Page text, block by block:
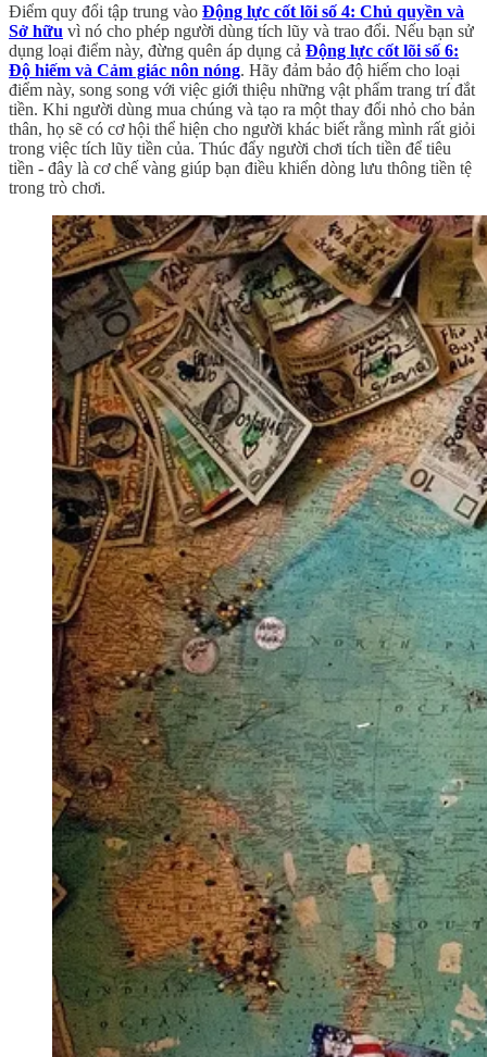
Điểm quy đổi tập trung vào Động lực cốt lõi số 4: Chủ quyền và
Sở hữu vì nó cho phép người dùng tích lũy và trao đổi. Nếu bạn sử
dụng loại điểm này, đừng quên áp dụng cả Động lực cốt lõi số 6:
Độ hiếm và Cảm giác nôn nóng. Hãy đảm bảo độ hiếm cho loại
điểm này, song song với việc giới thiệu những vật phẩm trang trí đắt
tiền. Khi người dùng mua chúng và tạo ra một thay đổi nhỏ cho bản
thân, họ sẽ có cơ hội thể hiện cho người khác biết rằng mình rất giỏi
trong việc tích lũy tiền của. Thúc đẩy người chơi tích tiền để tiêu
tiền - đây là cơ chế vàng giúp bạn điều khiển dòng lưu thông tiền tệ
trong trò chơi.